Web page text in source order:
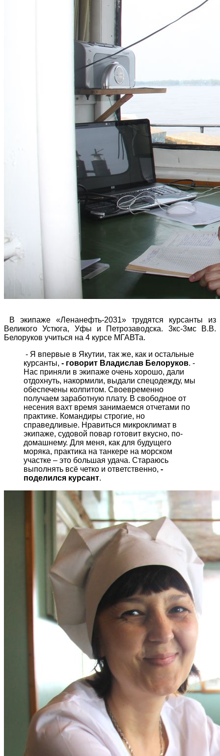
В экипаже «Ленанефть-2031» трудятся курсанты из
Великого Устюга, Уфы и Петрозаводска. 3кс-3мс В.В.
Белоруков учиться на 4 курсе МГАВТа.
- Я впервые в Якутии, так же, как и остальные
курсанты, - говорит Владислав Белоруков. -
Нас приняли в экипаже очень хорошо, дали
отдохнуть, накормили, выдали спецодежду, мы
обеспечены колпитом. Своевременно
получаем заработную плату. В свободное от
несения вахт время занимаемся отчетами по
практике. Командиры строгие, но
справедливые. Нравиться микроклимат в
экипаже, судовой повар готовит вкусно, по-
домашнему. Для меня, как для будущего
моряка, практика на танкере на морском
участке – это большая удача. Стараюсь
выполнять всё четко и ответственно, -
поделился курсант.